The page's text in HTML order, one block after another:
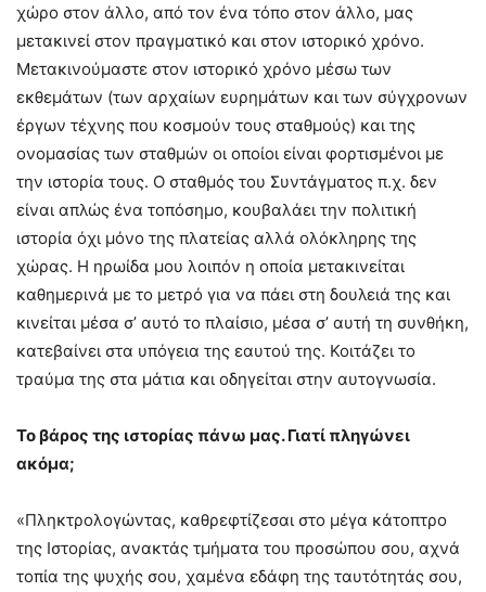
χώρο στον άλλο, από τον ένα τόπο στον άλλο, μας
μετακινεί στον πραγματικό και στον ιστορικό χρόνο.
Μετακινούμαστε στον ιστορικό χρόνο μέσω των
εκθεμάτων (των αρχαίων ευρημάτων και των σύγχρονων
έργων τέχνης που κοσμούν τους σταθμούς) και της
ονομασίας των σταθμών οι οποίοι είναι φορτισμένοι με
την ιστορία τους. Ο σταθμός του Συντάγματος π.χ. δεν
είναι απλώς ένα τοπόσημο, κουβαλάει την πολιτική
ιστορία όχι μόνο της πλατείας αλλά ολόκληρης της
χώρας. Η ηρωίδα μου λοιπόν η οποία μετακινείται
καθημερινά με το μετρό για να πάει στη δουλειά της και
κινείται μέσα σ’ αυτό το πλαίσιο, μέσα σ’ αυτή τη συνθήκη,
κατεβαίνει στα υπόγεια της εαυτού της. Κοιτάζει το
τραύμα της στα μάτια και οδηγείται στην αυτογνωσία.
Το βάρος της ιστορίας πάνω μας. Γιατί πληγώνει
ακόμα;
«Πληκτρολογώντας, καθρεφτίζεσαι στο μέγα κάτοπτρο
της Ιστορίας, ανακτάς τμήματα του προσώπου σου, αχνά
τοπία της ψυχής σου, χαμένα εδάφη της ταυτότητάς σου,